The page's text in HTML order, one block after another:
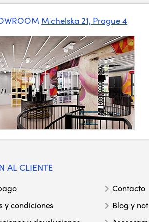
Michelska 21, Prague 4
AL CLIENTE
y condiciones
Contacto
Blog y